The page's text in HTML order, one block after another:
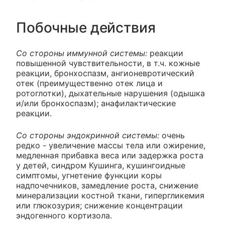
Побочные действия
Со стороны иммунной системы: реакции
повышенной чувствительности, в т.ч. кожные
реакции, бронхоспазм, ангионевротический
отек (преимущественно отек лица и
ротоглотки), дыхательные нарушения (одышка
и/или бронхоспазм); анафилактические
реакции.
Со стороны эндокринной системы: очень
редко - увеличение массы тела или ожирение,
медленная прибавка веса или задержка роста
у детей, синдром Кушинга, кушингоидные
симптомы, угнетение функции коры
надпочечников, замедление роста, снижение
минерализации костной ткани, гипергликемия
или глюкозурия; снижение концентрации
эндогенного кортизола.